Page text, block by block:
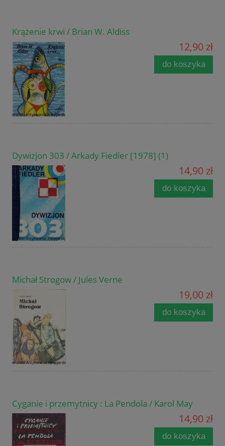
Krążenie krwi / Brian W. Aldiss
12,90 zł
do koszyka
Dywizjon 303 / Arkady Fiedler [1978] (1)
14,90 zł
do koszyka
Michał Strogow / Jules Verne
19,00 zł
do koszyka
Cyganie i przemytnicy : La Pendola / Karol May
14,90 zł
do koszyka